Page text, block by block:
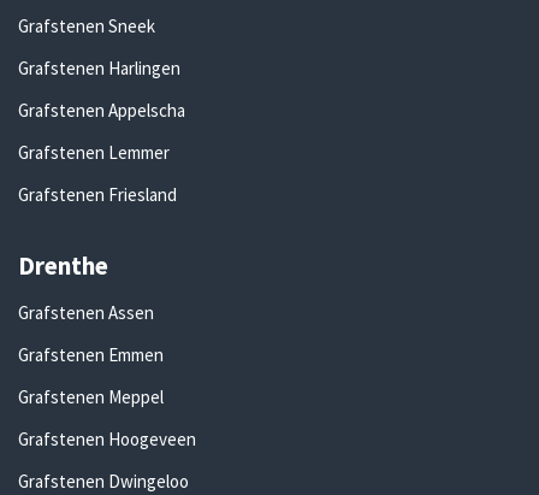
Grafstenen Sneek
Grafstenen Harlingen
Grafstenen Appelscha
Grafstenen Lemmer
Grafstenen Friesland
Drenthe
Grafstenen Assen
Grafstenen Emmen
Grafstenen Meppel
Grafstenen Hoogeveen
Grafstenen Dwingeloo